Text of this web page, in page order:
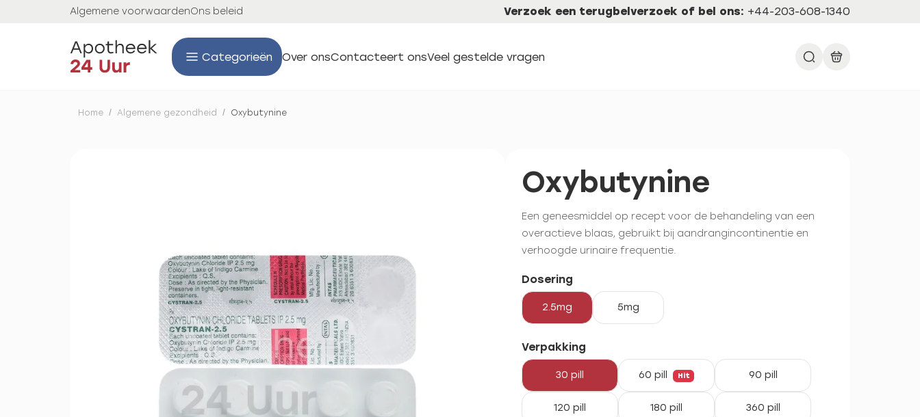
Algemene voorwaardenOns beleid Verzoek een terugbelverzoek of bel ons: +44-203-608-1340
Categorieën Over onsContacteert onsVeel gestelde vragen
Home / Algemene gezondheid / Oxybutynine
Oxybutynine
Een geneesmiddel op recept voor de behandeling van een
overactieve blaas, gebruikt bij aandrangincontinentie en
verhoogde urinaire frequentie.
Dosering
2.5mg 5mg
Verpakking
30 pill 60 pill Hit 90 pill
120 pill 180 pill 360 pill